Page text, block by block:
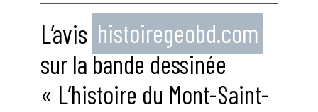
L’avis histoiregeobd.com
sur la bande dessinée
« L’histoire du Mont-Saint-